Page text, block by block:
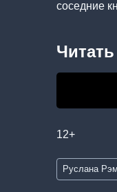
соседние
12+
Метки
записи:
Руслана Рэм